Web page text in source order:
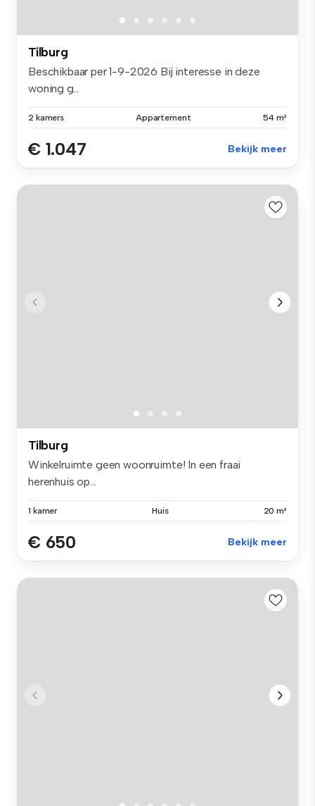
Tilburg
Beschikbaar per 1-9-2026 Bij interesse in deze
woning g...
2 kamers Appartement 54 m²
€ 1.047 Bekijk meer
Tilburg
Winkelruimte geen woonruimte! In een fraai
herenhuis op...
1 kamer Huis 20 m²
€ 650 Bekijk meer